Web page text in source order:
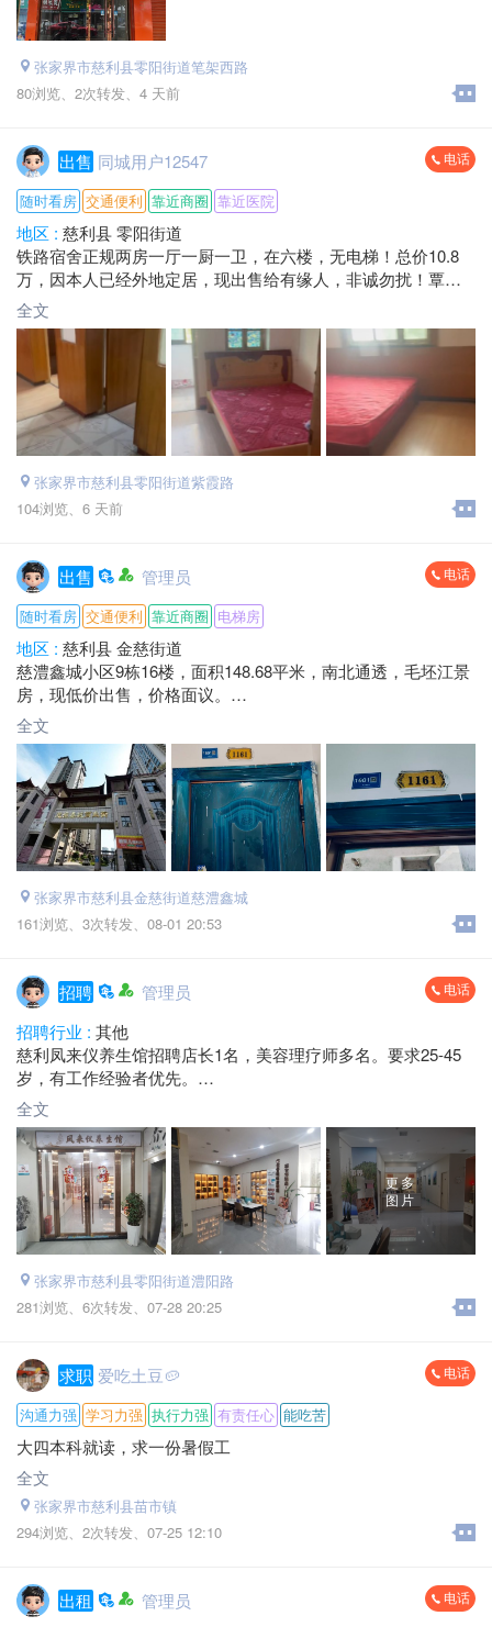
张家界市慈利县零阳街道笔架西路
80浏览、 2次转发、 4 天前
出售 同城用户12547 电话
随时看房 交通便利 靠近商圈 靠近医院
地区 : 慈利县 零阳街道
铁路宿舍正规两房一厅一厨一卫，在六楼，无电梯！总价10.8
万，因本人已经外地定居，现出售给有缘人，非诚勿扰！覃女
士*****6746.微信同号.
全文
张家界市慈利县零阳街道紫霞路
104浏览、 6 天前
出售 管理员 电话
随时看房 交通便利 靠近商圈 电梯房
地区 : 慈利县 金慈街道
慈澧鑫城小区9栋16楼，面积148.68平米，南北通透，毛坯江景
房，现低价出售，价格面议。
电话：*****1738 毛总
全文
张家界市慈利县金慈街道慈澧鑫城
161浏览、 3次转发、 08-01 20:53
招聘 管理员 电话
招聘行业 : 其他
慈利凤来仪养生馆招聘店长1名，美容理疗师多名。要求25-45
岁，有工作经验者优先。
薪资待遇：合伙人机制，提成不封顶
工作地址：慈利县生活家广场2楼
联系电话：*****9920
全文
更多
图片
张家界市慈利县零阳街道澧阳路
281浏览、 6次转发、 07-28 20:25
求职 爱吃土豆🥔 电话
沟通力强 学习力强 执行力强 有责任心 能吃苦
大四本科就读，求一份暑假工
全文
张家界市慈利县苗市镇
294浏览、 2次转发、 07-25 12:10
出租 管理员 电话